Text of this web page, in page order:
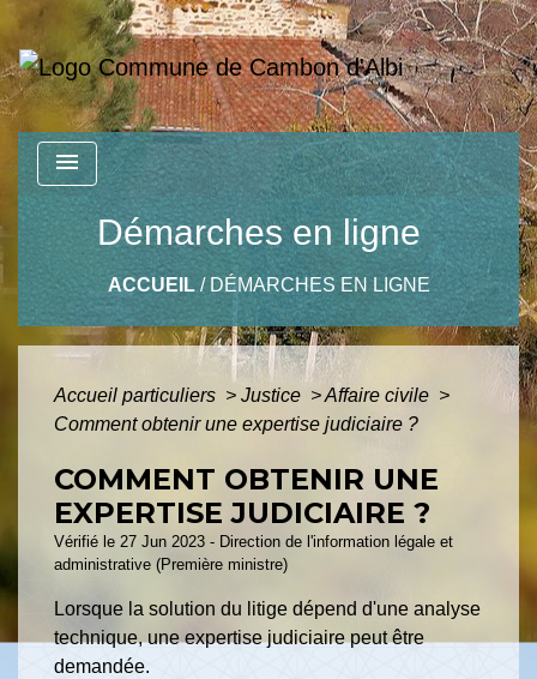
menu
Démarches en ligne
ACCUEIL/ DÉMARCHES EN LIGNE
Accueil particuliers > Justice >Affaire civile >
Comment obtenir une expertise judiciaire ?
COMMENT OBTENIR UNE
EXPERTISE JUDICIAIRE ?
Vérifié le 27 Jun 2023 - Direction de l'information légale et
administrative (Première ministre)
Lorsque la solution du litige dépend d'une analyse
technique, une expertise judiciaire peut être
demandée.